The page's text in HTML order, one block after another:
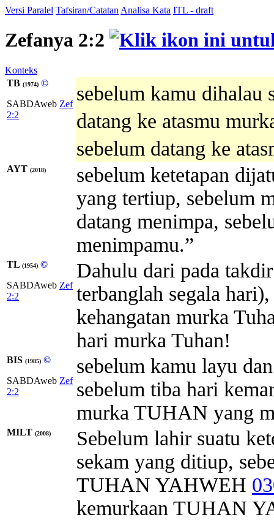
Versi Paralel Tafsiran/Catatan Analisa Kata ITL - draft
Zefanya 2:2
Konteks
TB (1974) ©
SABDAweb Zef
2:2
sebelum kamu dihalau
datang ke atasmu
sebelum datang ke
AYT (2018)
sebelum ketetapan
yang tertiup, sebelum
datang menimpa,
menimpamu.”
TL (1954) ©
SABDAweb Zef
2:2
Dahulu dari pada
terbanglah segala
kehangatan murka
hari murka Tuhan!
BIS (1985) ©
SABDAweb Zef
2:2
sebelum kamu layu
sebelum tiba hari
murka TUHAN yang
MILT (2008)
Sebelum lahir suatu
sekam yang ditiup,
TUHAN YAHWEH
kemurkaan TUHAN